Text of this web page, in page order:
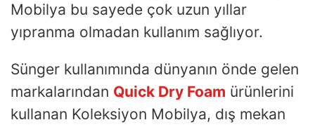
Mobilya bu sayede çok uzun yıllar
yıpranma olmadan kullanım sağlıyor.
Sünger kullanımında dünyanın önde gelen
markalarından Quick Dry Foam ürünlerini
kullanan Koleksiyon Mobilya, dış mekan